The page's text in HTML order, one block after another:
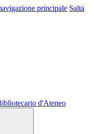
principale Salta